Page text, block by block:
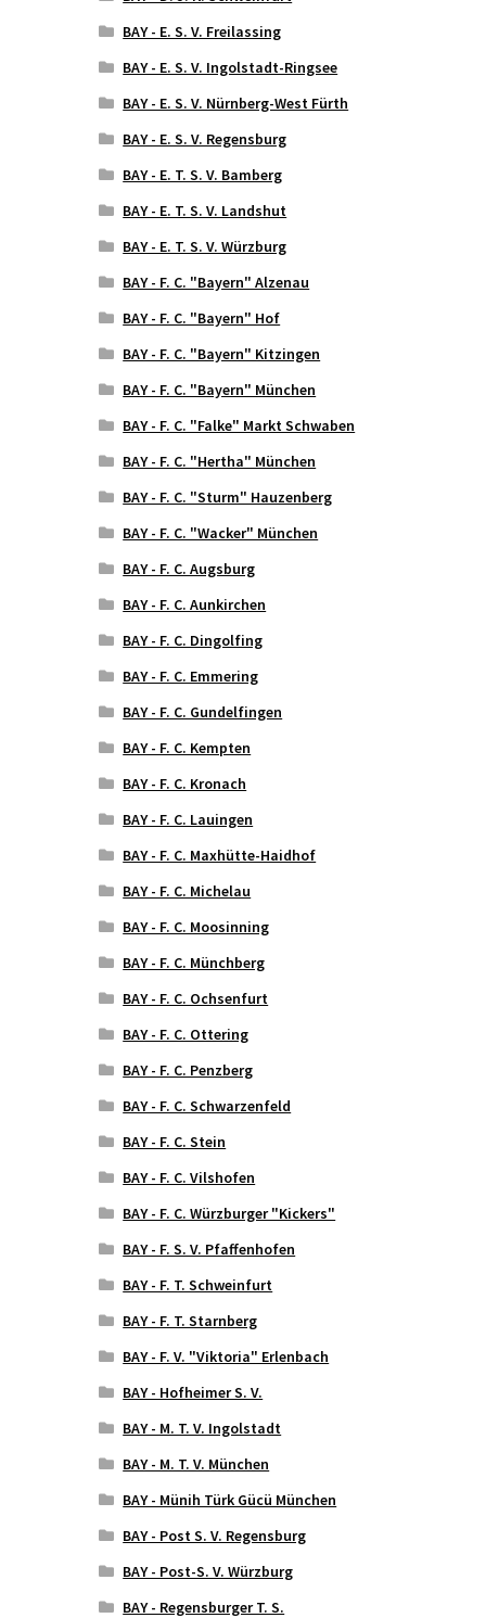
BAY - E. S. V. Freilassing
BAY - E. S. V. Ingolstadt-Ringsee
BAY - E. S. V. Nürnberg-West Fürth
BAY - E. S. V. Regensburg
BAY - E. T. S. V. Bamberg
BAY - E. T. S. V. Landshut
BAY - E. T. S. V. Würzburg
BAY - F. C. "Bayern" Alzenau
BAY - F. C. "Bayern" Hof
BAY - F. C. "Bayern" Kitzingen
BAY - F. C. "Bayern" München
BAY - F. C. "Falke" Markt Schwaben
BAY - F. C. "Hertha" München
BAY - F. C. "Sturm" Hauzenberg
BAY - F. C. "Wacker" München
BAY - F. C. Augsburg
BAY - F. C. Aunkirchen
BAY - F. C. Dingolfing
BAY - F. C. Emmering
BAY - F. C. Gundelfingen
BAY - F. C. Kempten
BAY - F. C. Kronach
BAY - F. C. Lauingen
BAY - F. C. Maxhütte-Haidhof
BAY - F. C. Michelau
BAY - F. C. Moosinning
BAY - F. C. Münchberg
BAY - F. C. Ochsenfurt
BAY - F. C. Ottering
BAY - F. C. Penzberg
BAY - F. C. Schwarzenfeld
BAY - F. C. Stein
BAY - F. C. Vilshofen
BAY - F. C. Würzburger "Kickers"
BAY - F. S. V. Pfaffenhofen
BAY - F. T. Schweinfurt
BAY - F. T. Starnberg
BAY - F. V. "Viktoria" Erlenbach
BAY - Hofheimer S. V.
BAY - M. T. V. Ingolstadt
BAY - M. T. V. München
BAY - Münih Türk Gücü München
BAY - Post S. V. Regensburg
BAY - Post-S. V. Würzburg
BAY - Regensburger T. S.